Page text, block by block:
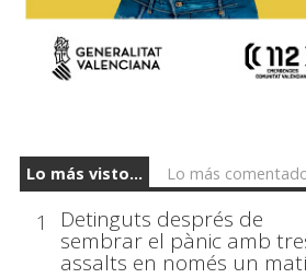
Lo más visto... Lo más
1 Detinguts després de
sembrar el pànic amb
assalts en només un